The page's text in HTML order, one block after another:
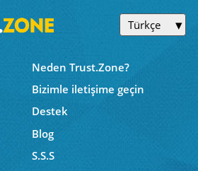
Türkçe
Neden Trust.Zone?
Bizimle iletişime geçin
Destek
Blog
S.S.S